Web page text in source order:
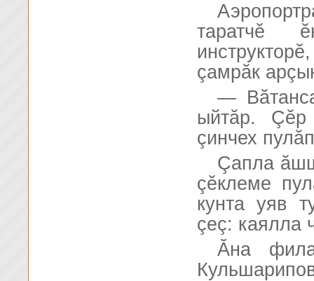
таратчĕ
çамрăк
—
ыйтăр.
çинчех
Çапла
çĕклеме
кунта уяв
çеç: каялла
Ăна